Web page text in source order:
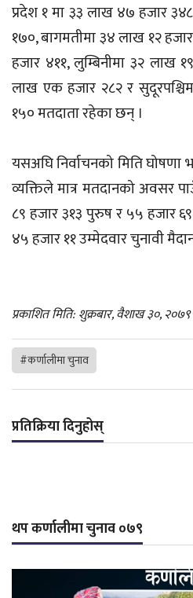
प्रदेश १ मा ३३ लाख ४७ हजार
१७०, बागमतीमा ३४ लाख १२
हजार ४११, लुम्बिनीमा ३२ लाख
लाख एक हजार २८२ र
१५० मतदाता रहेका छन् ।
यसअघि निर्वाचनको मिति घोषणा
व्यक्तिले मात्र मतदानको अवसर
८९ हजार ३१३ पुरुष र ५५ हजार
४५ हजार ११ उम्मेदवार चुनावी
प्रकाशित मिति: शुक्रबार, वैशाख ३०, २०७९
#कर्णालीमा चुनाव
प्रतिक्रिया दिनुहोस्
थप कर्णालीमा चुनाव ०७९